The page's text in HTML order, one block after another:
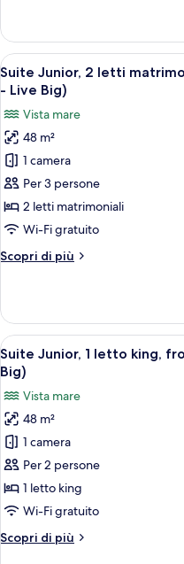
(Xcelerate)
Junior,
letto
king,
oceano
(Xcelerate)
Apri
tutte
foto
per
Suite
Junior,
2
letti
fronte
Live
Big)
6
Suite Junior, 2 letti
- Live Big)
Vista mare
48 m²
1 camera
Per 3 persone
2 letti matrimoniali
Wi-Fi gratuito
Scopri di più
Altri
Junior,
letti
matrimoniali,
fronte
oceano
(Xcelerate
Live
Big)
Apri
tutte
foto
per
Suite
Junior,
1
letto
fronte
7
Suite Junior, 1 letto king,
Big)
Vista mare
48 m²
1 camera
Per 2 persone
1 letto king
Wi-Fi gratuito
Scopri di più
Altri